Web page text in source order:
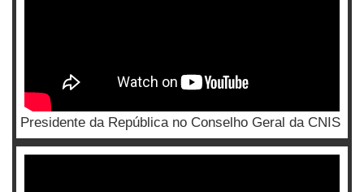
Presidente da República no Conselho Geral da CNIS